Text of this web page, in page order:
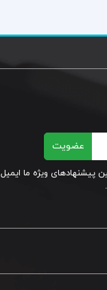
عضویت
پیشنهادهای ویژه ما ایمیل